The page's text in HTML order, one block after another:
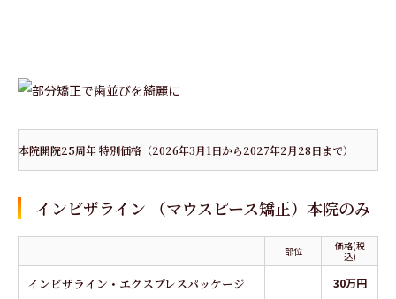
本院開院25周年 特別価格（2026年3月1日から2027年2月28日まで）
インビザライン （マウスピース矯正）本院のみ
部位
価格(税
込)
インビザライン・エクスプレスパッケージ 30万円